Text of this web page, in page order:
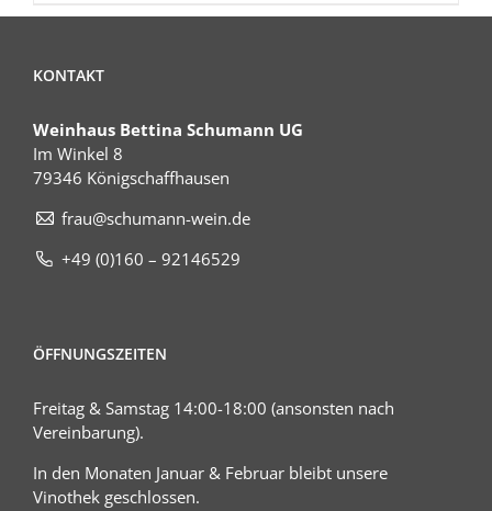
KONTAKT
Weinhaus Bettina Schumann UG
Im Winkel 8
79346 Königschaffhausen
frau@schumann-wein.de
+49 (0)160 – 92146529
ÖFFNUNGSZEITEN
Freitag & Samstag 14:00-18:00 (ansonsten nach
Vereinbarung).
In den Monaten Januar & Februar bleibt unsere
Vinothek geschlossen.